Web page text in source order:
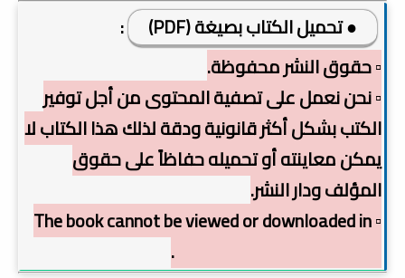
● تحميل الكتاب بصيغة (PDF)
:
▫️ حقوق النشر محفوظة.
▫️ نحن نعمل على تصفية المحتوى من أجل توفير
الكتب بشكل أكثر قانونية ودقة لذلك هذا الكتاب لا
يمكن معاينته أو تحميله حفاظاً على حقوق
المؤلف ودار النشر.
▫️ The book cannot be viewed or downloaded in